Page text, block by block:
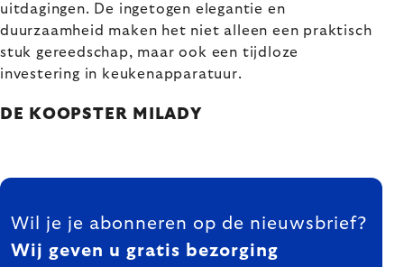
uitdagingen. De ingetogen elegantie en
duurzaamheid maken het niet alleen een praktisch
stuk gereedschap, maar ook een tijdloze
investering in keukenapparatuur.
DE KOOPSTER MILADY
FOOTER
Wil je je abonneren op de nieuwsbrief?
Wij geven u gratis bezorging